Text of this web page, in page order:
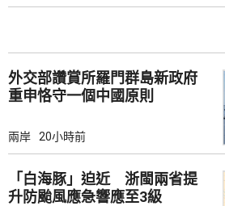
外交部讚賞所羅門群島新政府
重申恪守一個中國原則
兩岸 20小時前
「白海豚」迫近 浙閩兩省提
升防颱風應急響應至3級